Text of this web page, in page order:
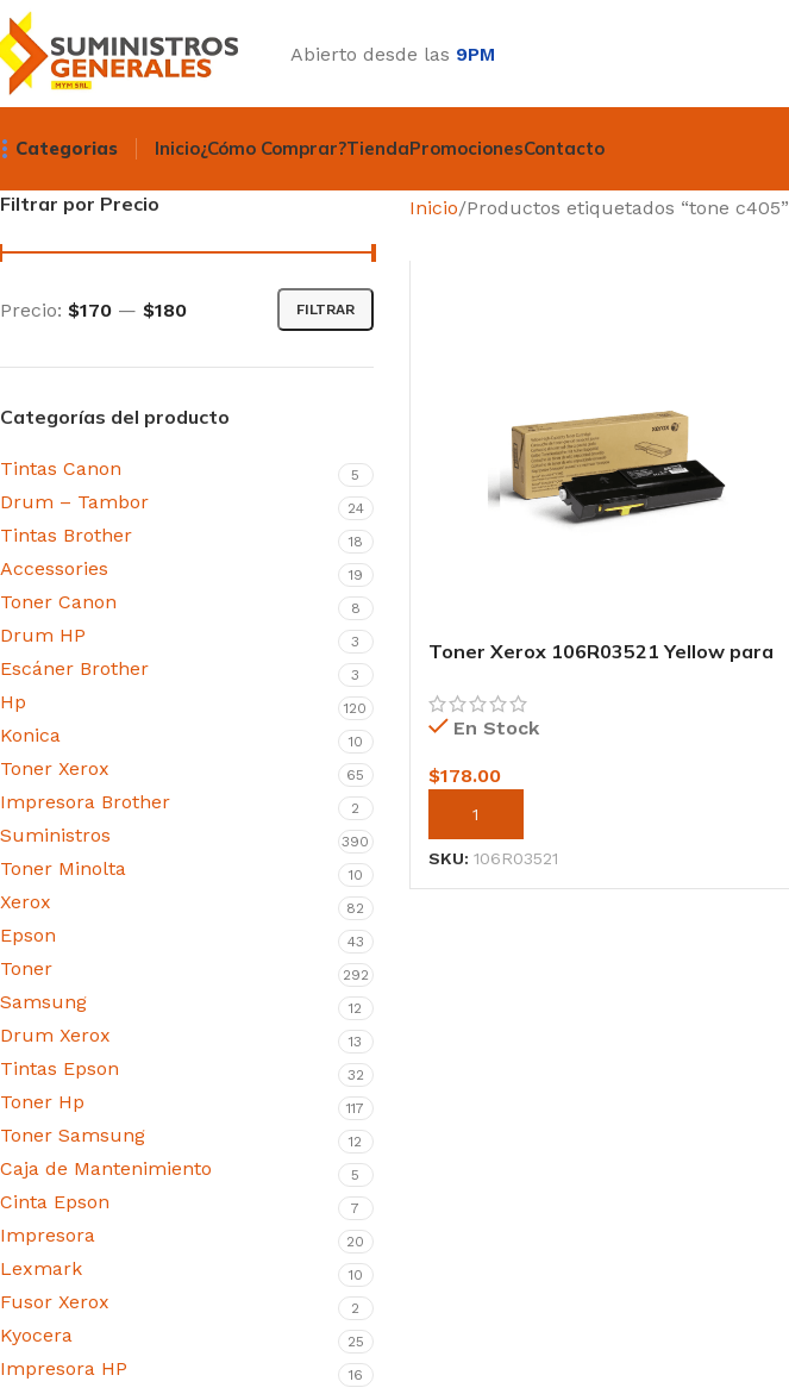
Abierto desde las 9PM
Categorias Inicio¿Cómo Comprar?TiendaPromocionesContacto
Filtrar por Precio
FILTRAR
Precio: $170 — $180
Categorías del producto
Tintas Canon 5
Drum – Tambor 24
Tintas Brother 18
Accessories 19
Toner Canon 8
Drum HP 3
Escáner Brother 3
Hp 120
Konica 10
Toner Xerox 65
Impresora Brother 2
Suministros 390
Toner Minolta 10
Xerox 82
Epson 43
Toner 292
Samsung 12
Drum Xerox 13
Tintas Epson 32
Toner Hp 117
Toner Samsung 12
Caja de Mantenimiento 5
Cinta Epson 7
Impresora 20
Lexmark 10
Fusor Xerox 2
Kyocera 25
Impresora HP 16
Inicio Productos etiquetados “tone c405”
Toner Xerox 106R03521 Yellow para
En Stock
$178.00
AÑADIR AL CARRITO
SKU: 106R03521